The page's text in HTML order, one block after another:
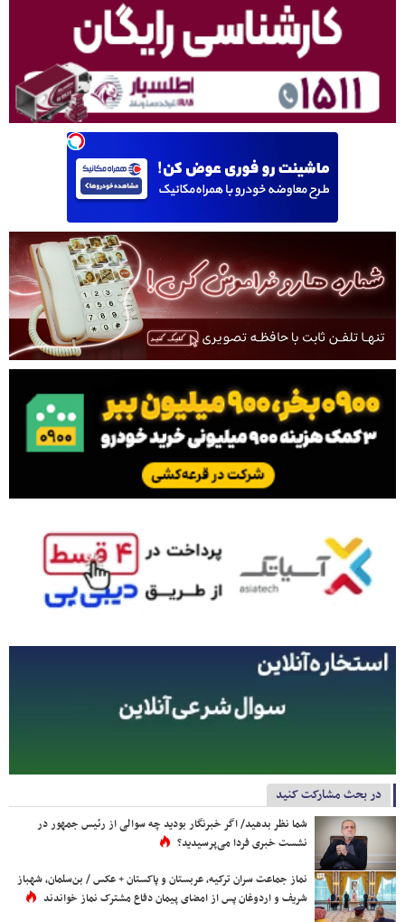
در بحث مشارکت کنید
شما نظر بدهید/ اگر خبرنگار بودید چه سوالی از رئیس جمهور در
نشست خبری فردا می‌پرسیدید؟
نماز جماعت سران ترکیه، عربستان و پاکستان + عکس / بن‌سلمان، شهباز
شریف و اردوغان پس از امضای پیمان دفاع مشترک نماز خواندند